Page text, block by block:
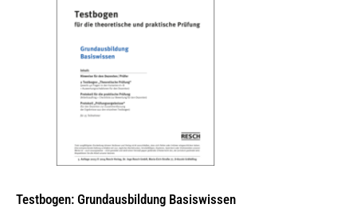
Testbogen: Grundausbildung Basiswissen